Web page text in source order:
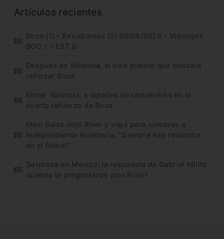
Artículos recientes
Boca (1) – Estudiantes (0) 05/08/2026 – Videogol:
BOC 1 – EST 0
Después de Valencia, el otro puesto que buscará
reforzar Boca
Enner Valencia, a detalles de convertirse en el
cuarto refuerzo de Boca
Maxi Salas dejó River y viajó para sumarse a
Independiente Rivadavia: “Siempre hay revancha
en el fútbol”
Sorpresa en México: la respuesta de Gabriel Milito
cuando le preguntaron ¡por River!